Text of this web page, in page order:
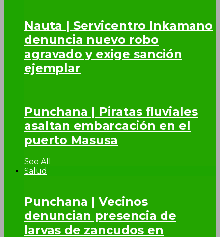
Nauta | Servicentro Inkamano
denuncia nuevo robo
agravado y exige sanción
ejemplar
Punchana | Piratas fluviales
asaltan embarcación en el
puerto Masusa
See All
Salud
Punchana | Vecinos
denuncian presencia de
larvas de zancudos en